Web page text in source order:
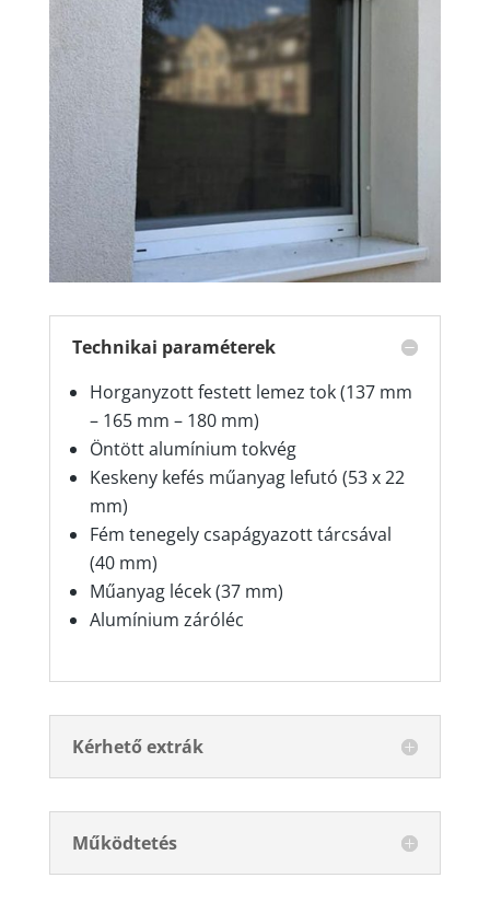
Technikai paraméterek
Horganyzott festett lemez tok (137 mm
– 165 mm – 180 mm)
Öntött alumínium tokvég
Keskeny kefés műanyag lefutó (53 x 22
mm)
Fém tenegely csapágyazott tárcsával
(40 mm)
Műanyag lécek (37 mm)
Alumínium záróléc
Kérhető extrák
Működtetés